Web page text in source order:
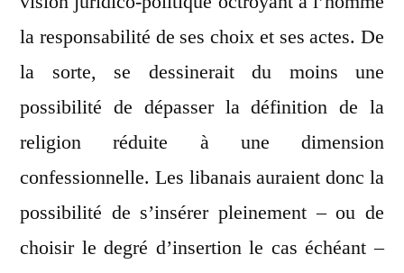
la responsabilité de ses choix et ses actes. De
la sorte, se dessinerait du moins une
possibilité de dépasser la définition de la
religion réduite à une dimension
confessionnelle. Les libanais auraient donc la
possibilité de s’insérer pleinement – ou de
choisir le degré d’insertion le cas échéant –